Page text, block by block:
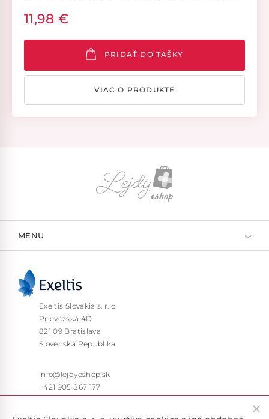
zdravotnícka pomôcka.
11,98 €
PRIDAŤ DO TAŠKY
VIAC O PRODUKTE
MENU
Exeltis Slovakia s. r. o.
Prievozská 4D
821 09 Bratislava
Slovenská Republika
info@lejdyeshop.sk
+421 905 867 177